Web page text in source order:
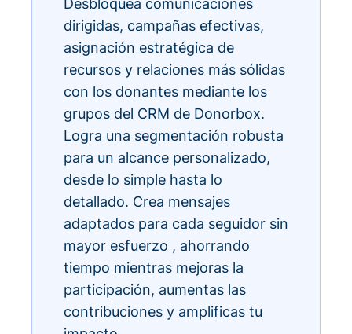
Desbloquea comunicaciones
dirigidas, campañas efectivas,
asignación estratégica de
recursos y relaciones más sólidas
con los donantes mediante los
grupos del CRM de Donorbox.
Logra una segmentación robusta
para un alcance personalizado,
desde lo simple hasta lo
detallado. Crea mensajes
adaptados para cada seguidor sin
mayor esfuerzo , ahorrando
tiempo mientras mejoras la
participación, aumentas las
contribuciones y amplificas tu